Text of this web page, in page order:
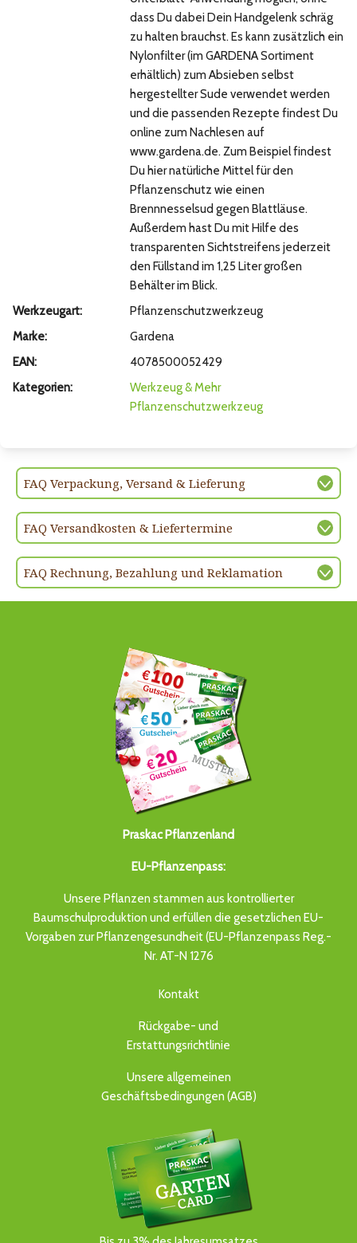
dass Du dabei Dein Handgelenk schräg
zu halten brauchst. Es kann zusätzlich ein
Nylonfilter (im GARDENA Sortiment
erhältlich) zum Absieben selbst
hergestellter Sude verwendet werden
und die passenden Rezepte findest Du
online zum Nachlesen auf
www.gardena.de. Zum Beispiel findest
Du hier natürliche Mittel für den
Pflanzenschutz wie einen
Brennnesselsud gegen Blattläuse.
Außerdem hast Du mit Hilfe des
transparenten Sichtstreifens jederzeit
den Füllstand im 1,25 Liter großen
Behälter im Blick.
Werkzeugart:
Pflanzenschutzwerkzeug
Marke:
Gardena
EAN:
4078500052429
Kategorien:
Werkzeug & Mehr
Pflanzenschutzwerkzeug
FAQ Verpackung, Versand & Lieferung
FAQ Versandkosten & Liefertermine
FAQ Rechnung, Bezahlung und Reklamation
Praskac Pflanzenland
EU-Pflanzenpass:
Unsere Pflanzen stammen aus kontrollierter
Baumschulproduktion und erfüllen die gesetzlichen EU-
Vorgaben zur Pflanzengesundheit (EU-Pflanzenpass Reg.-
Nr. AT-N 1276
Kontakt
Rückgabe- und
Erstattungsrichtlinie
Unsere allgemeinen
Geschäftsbedingungen (AGB)